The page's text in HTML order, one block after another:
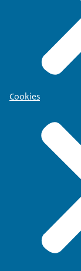
Cookies